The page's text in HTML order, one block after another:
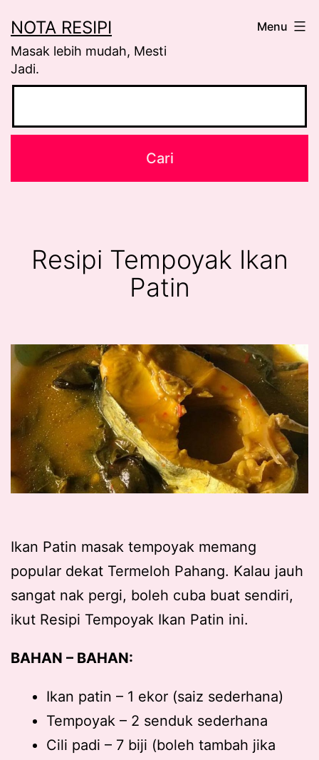
to
content
NOTA RESIPI
Masak lebih mudah, Mesti
Jadi.
Menu
Resipi Tempoyak Ikan
Patin
Ikan Patin masak tempoyak memang
popular dekat Termeloh Pahang. Kalau jauh
sangat nak pergi, boleh cuba buat sendiri,
ikut Resipi Tempoyak Ikan Patin ini.
BAHAN – BAHAN:
Ikan patin – 1 ekor (saiz sederhana)
Tempoyak – 2 senduk sederhana
Cili padi – 7 biji (boleh tambah jika